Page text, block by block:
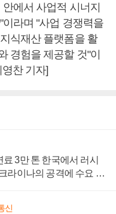
에서 사업적 시너지
라며 "사업 경쟁력을
식재산 플랫폼을 활
경험을 제공할 것"이
찬 기자]
료 3만 톤 한국에서 러시
라이나의 공격에 수요 늘
신